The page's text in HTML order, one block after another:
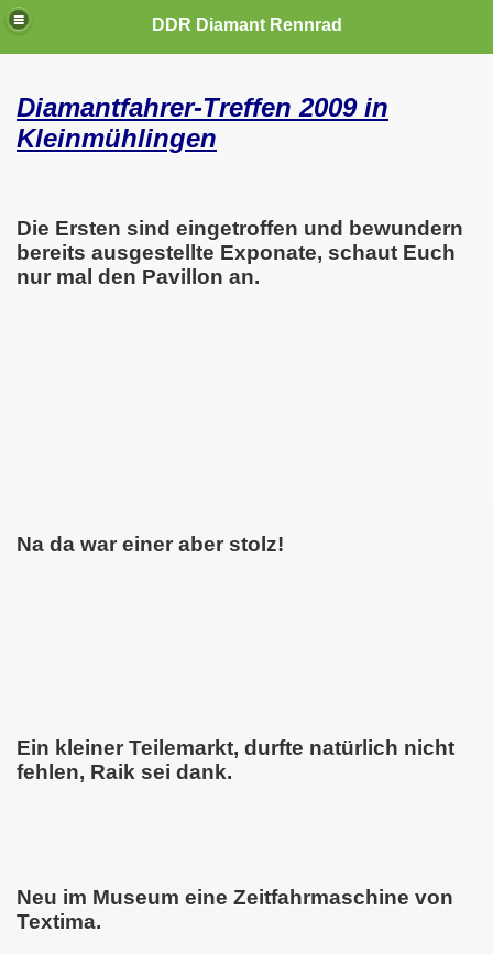
DDR Diamant Rennrad
Diamantfahrer-Treffen 2009 in
Kleinmühlingen
Die Ersten sind eingetroffen und bewundern
bereits ausgestellte Exponate, schaut Euch
nur mal den Pavillon an.
Na da war einer aber stolz!
Ein kleiner Teilemarkt, durfte natürlich nicht
fehlen, Raik sei dank.
Neu im Museum eine Zeitfahrmaschine von
Textima.